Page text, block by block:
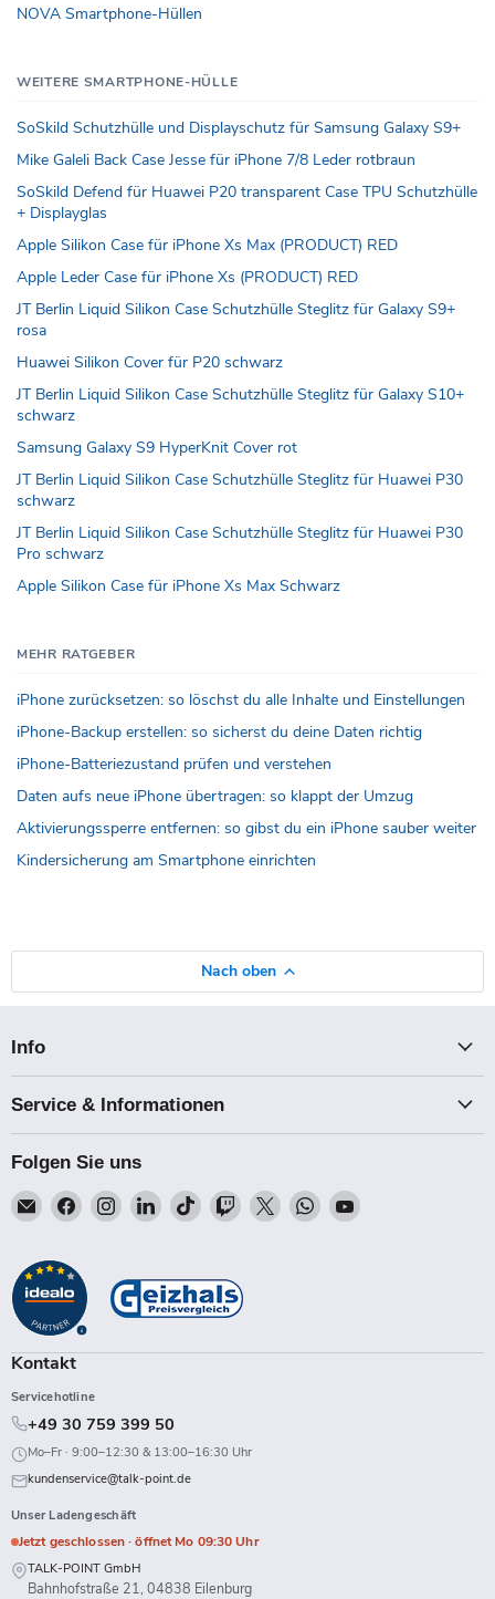
NOVA Smartphone-Hüllen
WEITERE SMARTPHONE-HÜLLE
SoSkild Schutzhülle und Displayschutz für Samsung Galaxy S9+
Mike Galeli Back Case Jesse für iPhone 7/8 Leder rotbraun
SoSkild Defend für Huawei P20 transparent Case TPU Schutzhülle
+ Displayglas
Apple Silikon Case für iPhone Xs Max (PRODUCT) RED
Apple Leder Case für iPhone Xs (PRODUCT) RED
JT Berlin Liquid Silikon Case Schutzhülle Steglitz für Galaxy S9+
rosa
Huawei Silikon Cover für P20 schwarz
JT Berlin Liquid Silikon Case Schutzhülle Steglitz für Galaxy S10+
schwarz
Samsung Galaxy S9 HyperKnit Cover rot
JT Berlin Liquid Silikon Case Schutzhülle Steglitz für Huawei P30
schwarz
JT Berlin Liquid Silikon Case Schutzhülle Steglitz für Huawei P30
Pro schwarz
Apple Silikon Case für iPhone Xs Max Schwarz
MEHR RATGEBER
iPhone zurücksetzen: so löschst du alle Inhalte und Einstellungen
iPhone-Backup erstellen: so sicherst du deine Daten richtig
iPhone-Batteriezustand prüfen und verstehen
Daten aufs neue iPhone übertragen: so klappt der Umzug
Aktivierungssperre entfernen: so gibst du ein iPhone sauber weiter
Kindersicherung am Smartphone einrichten
Nach oben
Info
Service & Informationen
Folgen Sie uns
Email
Talk-
Finden
Sie
auf
Facebook
Finden
Sie
auf
Instagram
Finden
Sie
auf
LinkedIn
Finden
Sie
auf
TikTok
Finden
Sie
Twitch
Finden
Sie
Finden
Sie
Finden
Kontakt
Servicehotline
+49 30 759 399 50
Mo–Fr · 9:00–12:30 & 13:00–16:30 Uhr
kundenservice@talk-point.de
Unser Ladengeschäft
Jetzt geschlossen · öffnet Mo 09:30 Uhr
TALK-POINT GmbH
Bahnhofstraße 21, 04838 Eilenburg